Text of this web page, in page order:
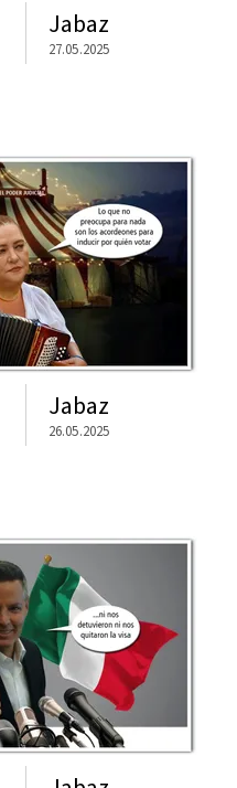
Jabaz
27.05.2025
Jabaz
26.05.2025